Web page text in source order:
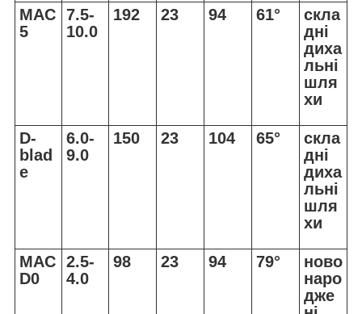
MAC
5
7.5-
10.0
192 23 94 61°
скла
дні
диха
льні
шля
хи
D-
blad
e
6.0-
9.0
150 23 104 65°
скла
дні
диха
льні
шля
хи
MAC
D0
2.5-
4.0
98 23 94 79°
ново
наро
дже